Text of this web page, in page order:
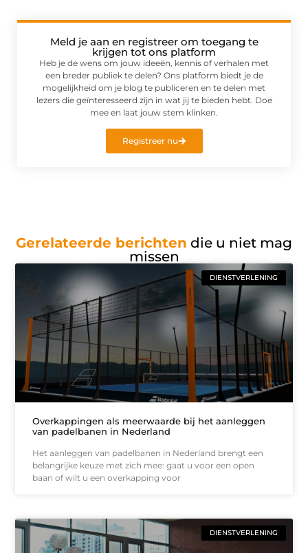
Meld je aan en registreer om toegang te
krijgen tot ons platform
Heb je de wens om jouw ideeën, kennis of verhalen met
een breder publiek te delen? Ons platform biedt je de
mogelijkheid om je blog te publiceren en te delen met
lezers die geïnteresseerd zijn in wat jij te bieden hebt. Doe
mee en laat jouw stem klinken.
Registreer nu
Gerelateerde berichten die u niet mag
missen
DIENSTVERLENING
Overkappingen als meerwaarde bij het aanleggen
van padelbanen in Nederland
Het aanleggen van padelbanen in Nederland brengt een
belangrijke keuze met zich mee: gaat u voor een open
baan of wilt u een overkapping voor
DIENSTVERLENING